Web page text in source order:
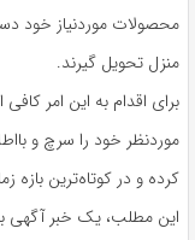
محصولات موردنیاز خود
منزل تحویل گیرند.
موردنظر خود را سرچ و
کرده و در کوتاه‌ترین بازه
این مطلب، یک خبر آگهی